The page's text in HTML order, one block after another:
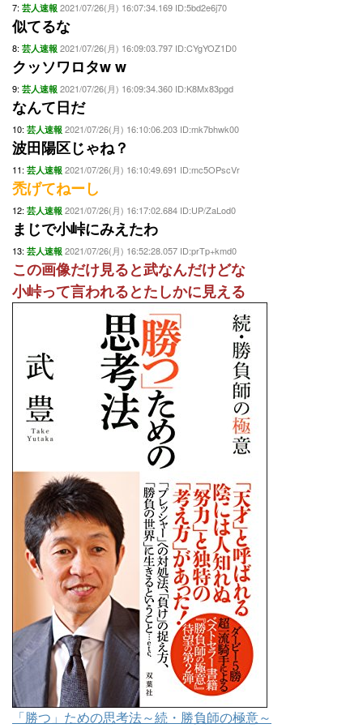
7: 芸人速報 2021/07/26(月) 16:07:34.169 ID:5bd2e6j70
似てるな
8: 芸人速報 2021/07/26(月) 16:09:03.797 ID:CYgYOZ1D0
クッソワロタw w
9: 芸人速報 2021/07/26(月) 16:09:34.360 ID:K8Mx83pgd
なんて日だ
10: 芸人速報 2021/07/26(月) 16:10:06.203 ID:mk7bhwk00
波田陽区じゃね？
11: 芸人速報 2021/07/26(月) 16:10:49.691 ID:mc5OPscVr
禿げてねーし
12: 芸人速報 2021/07/26(月) 16:17:02.684 ID:UP/ZaLod0
まじで小峠にみえたわ
13: 芸人速報 2021/07/26(月) 16:52:28.057 ID:prTp+kmd0
この画像だけ見ると武なんだけどな
小峠って言われるとたしかに見える
「勝つ」ための思考法～続・勝負師の極意～